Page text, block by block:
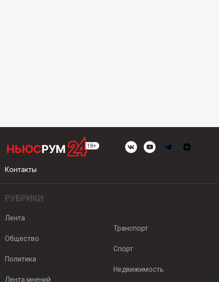
Контакты
РУБРИКИ
Лента
Общество
Политика
Лента мнений
Транспорт
Спорт
Недвижимость